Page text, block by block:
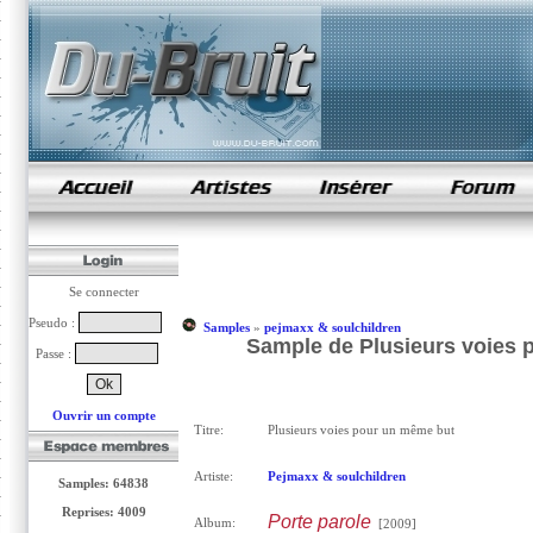
samples de rap
Se connecter
Pseudo :
Passe :
Ouvrir un compte
Samples: 64838
Reprises: 4009
Samples» pejmaxx & soulchildren
Sample de Plusieurs voies
Titre: Plusieurs voies pour un même but
Artiste: Pejmaxx & soulchildren
Album: Porte parole[2009]